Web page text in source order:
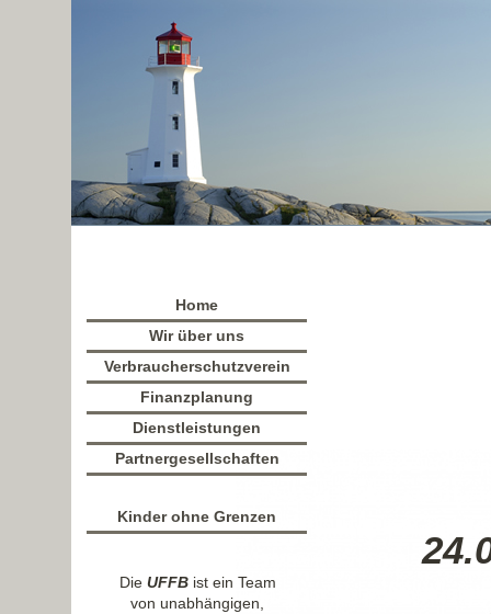
Home
Wir über uns
Verbraucherschutzverein
Finanzplanung
Dienstleistungen
Partnergesellschaften
Kinder ohne Grenzen
Die UFFBist ein Team
von unabhängigen,